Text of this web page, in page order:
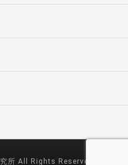
所 All Rights Reserved.